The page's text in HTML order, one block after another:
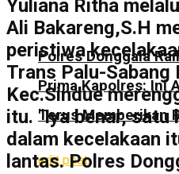
Polres Donggala
Prima Kapolres: Ini
Terus Memberikan
edit post
Yuliana Ritha
Ali Bakareng,S.H
peristiwa
Trans Palu-Sabang
Kec.Sindue
itu. "Iya benar, satu
dalam kecelakaan
lantas. Polres